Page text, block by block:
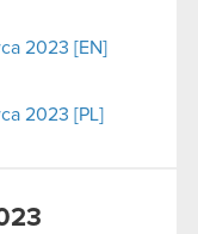
2023 [EN]
2023 [PL]